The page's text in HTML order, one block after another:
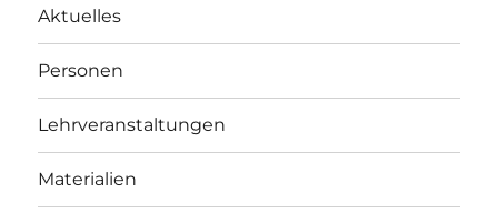
Aktuelles
Personen
Lehrveranstaltungen
Materialien